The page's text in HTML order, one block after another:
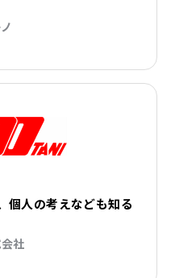
個人の考えなども知る
社